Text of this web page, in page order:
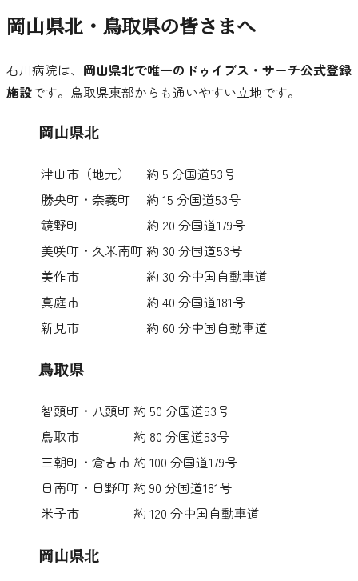
岡山県北・鳥取県の皆さまへ
石川病院は、 岡山県北で唯一のドゥイブス・サーチ公式登録
施設です。鳥取県東部からも通いやすい立地です。
岡山県北
津山市（地元） 約 5 分国道53号
勝央町・奈義町
約 15 分国道53号
鏡野町
約 20 分国道179号
美咲町・久米南町 約 30 分国道53号
美作市
約 30 分中国自動車道
真庭市
約 40 分国道181号
新見市
約 60 分中国自動車道
鳥取県
智頭町・八頭町 約 50 分国道53号
鳥取市
約 80 分国道53号
三朝町・倉吉市 約 100 分国道179号
日南町・日野町 約 90 分国道181号
米子市
約 120 分中国自動車道
岡山県北